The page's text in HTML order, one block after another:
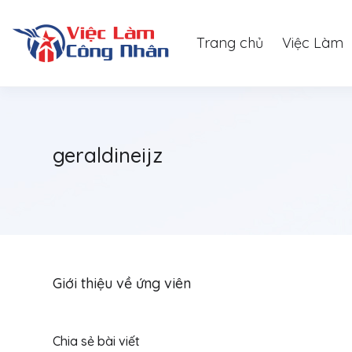
Trang chủ Việc Làm
geraldineijz
Giới thiệu về ứng viên
Chia sẻ bài viết